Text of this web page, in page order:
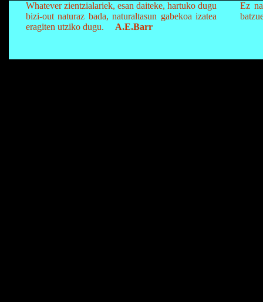
Whatever zientzialariek, esan daiteke, hartuko dugu
bizi-out naturaz bada, naturaltasun gabekoa izatea
eragiten utziko dugu. A.E.Barr
Ez